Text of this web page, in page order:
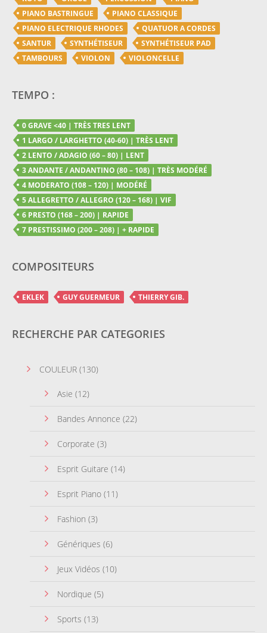
PIANO BASTRINGUE
PIANO CLASSIQUE
PIANO ELECTRIQUE RHODES
QUATUOR A CORDES
SANTUR
SYNTHÉTISEUR
SYNTHÉTISEUR PAD
TAMBOURS
VIOLON VIOLONCELLE
TEMPO :
0 GRAVE <40 | TRÈS TRES LENT
1 LARGO / LARGHETTO (40-60) | TRÈS LENT
2 LENTO / ADAGIO (60 – 80) | LENT
3 ANDANTE / ANDANTINO (80 – 108) | TRÈS MODÉRÉ
4 MODERATO (108 – 120) | MODÉRÉ
5 ALLEGRETTO / ALLEGRO (120 – 168) | VIF
6 PRESTO (168 – 200) | RAPIDE
7 PRESTISSIMO (200 – 208) | + RAPIDE
COMPOSITEURS
EKLEK GUY GUERMEUR THIERRY GIB.
RECHERCHE PAR CATEGORIES
COULEUR (130)
Asie (12)
Bandes Annonce (22)
Corporate (3)
Esprit Guitare (14)
Esprit Piano (11)
Fashion (3)
Génériques (6)
Jeux Vidéos (10)
Nordique (5)
Sports (13)